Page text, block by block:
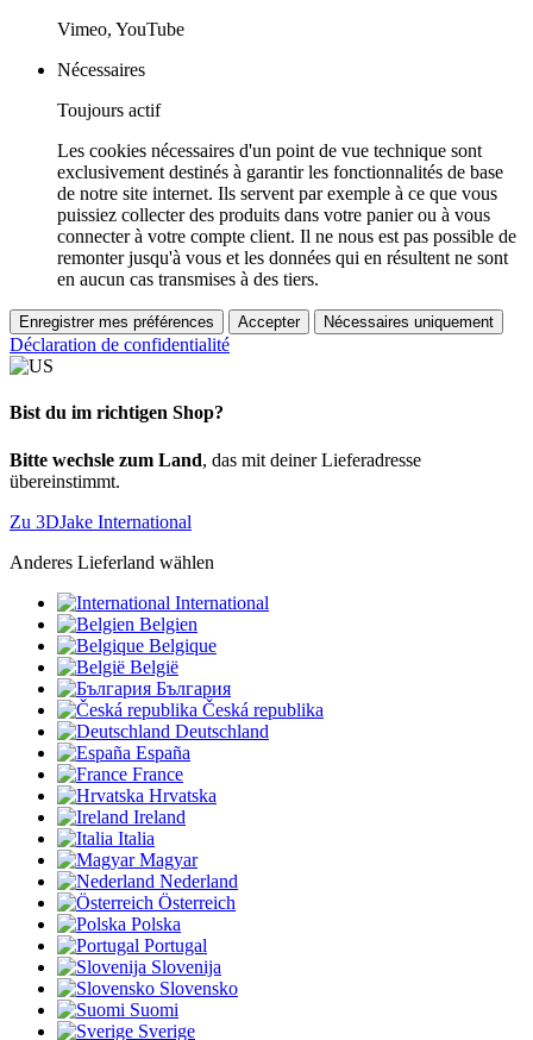
Vimeo, YouTube
Nécessaires
Toujours actif
Les cookies nécessaires d'un point de vue technique sont
exclusivement destinés à garantir les fonctionnalités de base
de notre site internet. Ils servent par exemple à ce que vous
puissiez collecter des produits dans votre panier ou à vous
connecter à votre compte client. Il ne nous est pas possible de
remonter jusqu'à vous et les données qui en résultent ne sont
en aucun cas transmises à des tiers.
Enregistrer mes préférences Accepter Nécessaires uniquement
Déclaration de confidentialité
Bist du im richtigen Shop?
Bitte wechsle zum Land, das mit deiner Lieferadresse
übereinstimmt.
Zu 3DJake International
Anderes Lieferland wählen
International
Belgien
Belgique
België
България
Česká republika
Deutschland
España
France
Hrvatska
Ireland
Italia
Magyar
Nederland
Österreich
Polska
Portugal
Slovenija
Slovensko
Suomi
Sverige